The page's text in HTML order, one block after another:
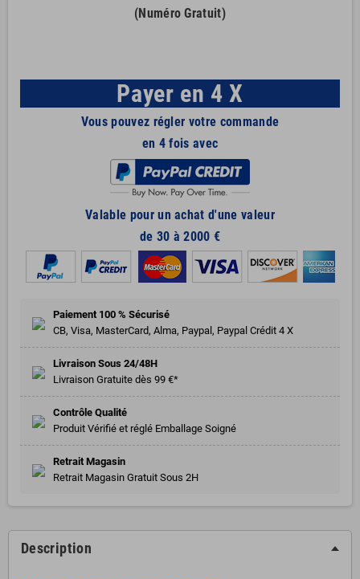
(Numéro Gratuit)
Payer en 4 X
Vous pouvez régler votre commande
en 4 fois avec
Valable pour un achat d'une valeur
de 30 à 2000 €
Paiement 100 % Sécurisé
CB, Visa, MasterCard, Alma, Paypal, Paypal Crédit 4 X
Livraison Sous 24/48H
Livraison Gratuite dès 99 €*
Contrôle Qualité
Produit Vérifié et réglé Emballage Soigné
Retrait Magasin
Retrait Magasin Gratuit Sous 2H
Description